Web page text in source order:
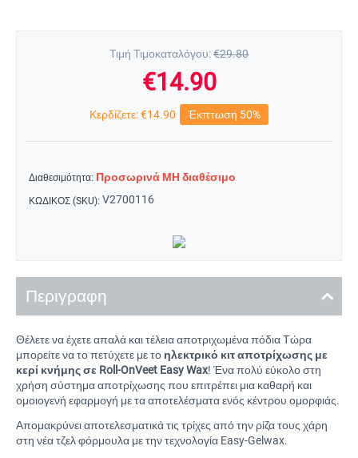
Τιμή Τιμοκαταλόγου:€29.80
€14.90
Κερδίζετε:€14.90 Έκπτωση 50%
Διαθεσιμότητα: Προσωρινά ΜΗ διαθέσιμο
ΚΩΔΙΚΟΣ (SKU): V2700116
Περιγραφη
Θέλετε να έχετε απαλά και τέλεια αποτριχωμένα πόδια Τώρα
μπορείτε να το πετύχετε με τοηλεκτρικό κιτ αποτρίχωσης με
κερί κνήμης σε Roll-OnVeet Easy Wax! Ένα πολύ εύκολο στη
χρήση σύστημα αποτρίχωσης που επιτρέπει μια καθαρή και
ομοιογενή εφαρμογή με τα αποτελέσματα ενός κέντρου ομορφιάς.
Απομακρύνει αποτελεσματικά τις τρίχες από την ρίζα τους χάρη
στη νέα τζελ φόρμουλα με την τεχνολογία Easy-Gelwax.